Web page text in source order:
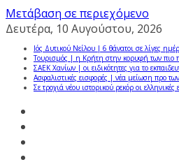
Μετάβαση σε περιεχόμενο
Δευτέρα, 10 Αυγούστου, 2026
Ιός Δυτικού Νείλου | 6 θάνατοι σε λίγες
Τουρισμός | η Κρήτη στην κορυφή των πιο
ΣΑΕΚ Χανίων | οι ειδικότητες για το
Ασφαλιστικές εισφορές | νέα μείωση προ
Σε τροχιά νέου ιστορικού ρεκόρ οι